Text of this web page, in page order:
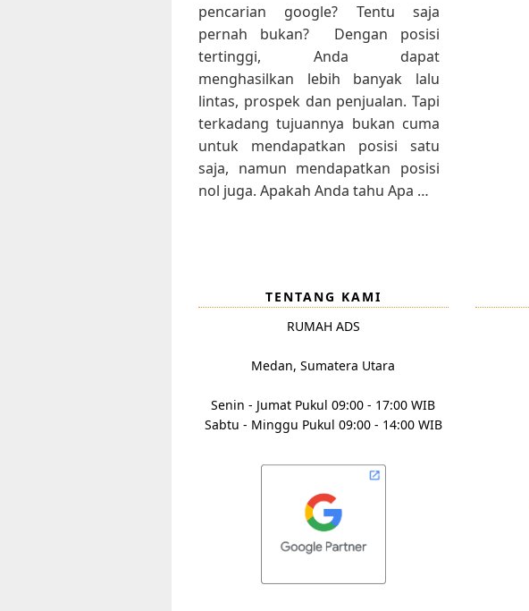
pencarian google? Tentu saja
pernah bukan? Dengan posisi
tertinggi, Anda dapat
menghasilkan lebih banyak lalu
lintas, prospek dan penjualan. Tapi
terkadang tujuannya bukan cuma
untuk mendapatkan posisi satu
saja, namun mendapatkan posisi
nol juga. Apakah Anda tahu Apa …
TENTANG KAMI
RUMAH ADS
Medan, Sumatera Utara
Senin - Jumat Pukul 09:00 - 17:00 WIB
Sabtu - Minggu Pukul 09:00 - 14:00 WIB